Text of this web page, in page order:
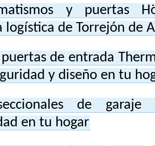
y puertas
logística de Torrejón de
de entrada
y diseño en tu
de
en tu hogar